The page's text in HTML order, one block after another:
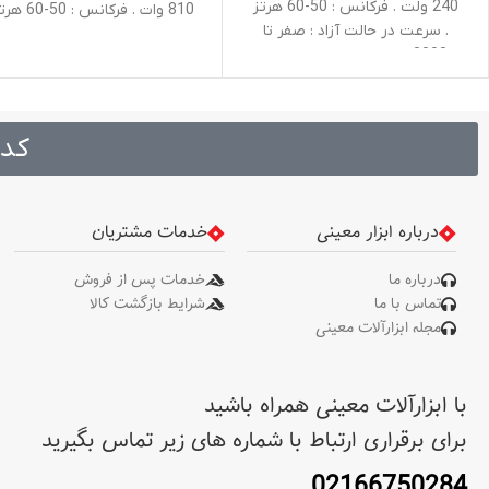
240 ولت . فرکانس : 50-60 هرتز
. سرعت در حالت آزاد : صفر تا
نظام : آچاری . ظرفیت سوراخکاری
سوراخکاری در فلز : 13 میلی ‌متر .
میلی ‌متر . وزن : 2 کیلوگرم .
متعلقات : دسته جانبی طراحی
شده توسط رونیکس،عمق
810 وات .
ظرفیت سوراخکاری
سرعت در حالت آزاد : صفر تا
مقاوم در برابر ضربه .
میله تنظیم عمق، دسته
آچار سه نظام
درباره ابزار معینی
درباره ما
تماس با ما
مجله ابزارآلات معینی
خدمات مشتریان
خدمات پس از فروش
شرایط بازگشت کالا
با ابزارآلات معینی همراه باشید
برای برقراری ارتباط با شماره های زیر تماس بگیرید